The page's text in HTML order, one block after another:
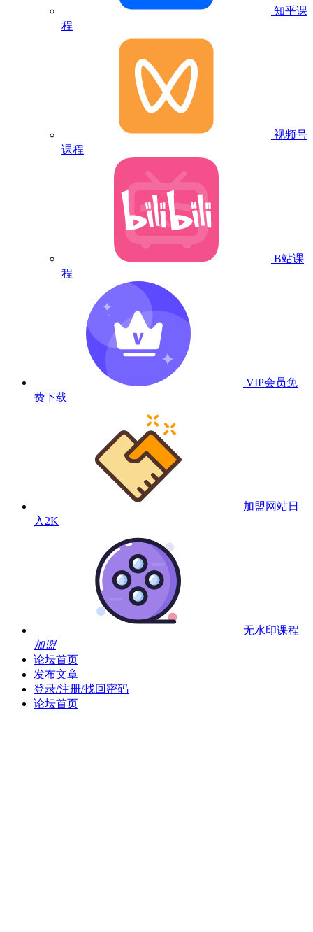
知乎课
程
视频号
课程
B站课
程
VIP会员免
费下载
加盟网站日
入2K
无水印课程
加盟
论坛首页
发布文章
登录/注册/找回密码
论坛首页